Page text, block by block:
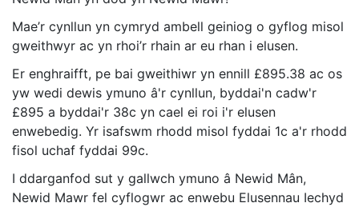
Mae’r cynllun yn cymryd ambell geiniog o gyflog misol
gweithwyr ac yn rhoi’r rhain ar eu rhan i elusen.
Er enghraifft, pe bai gweithiwr yn ennill £895.38 ac os
yw wedi dewis ymuno â'r cynllun, byddai'n cadw'r
£895 a byddai'r 38c yn cael ei roi i'r elusen
enwebedig. Yr isafswm rhodd misol fyddai 1c a'r rhodd
fisol uchaf fyddai 99c.
I ddarganfod sut y gallwch ymuno â Newid Mân,
Newid Mawr fel cyflogwr ac enwebu Elusennau Iechyd